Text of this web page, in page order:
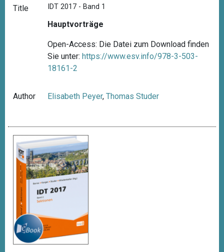
Title IDT 2017 - Band 1
Hauptvorträge
Open-Access: Die Datei zum Download finden
Sie unter: https://www.esv.info/978-3-503-
18161-2
Author Elisabeth Peyer,Thomas Studer